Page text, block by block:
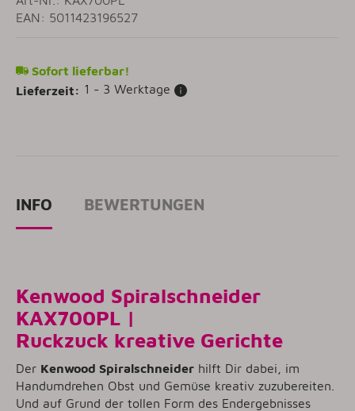
EAN: 5011423196527
Sofort lieferbar!
Lieferzeit: 1 - 3 Werktage
INFO BEWERTUNGEN
Kenwood Spiralschneider
KAX700PL |
Ruckzuck kreative Gerichte
Der Kenwood Spiralschneider hilft Dir dabei, im
Handumdrehen Obst und Gemüse kreativ zuzubereiten.
Und auf Grund der tollen Form des Endergebnisses